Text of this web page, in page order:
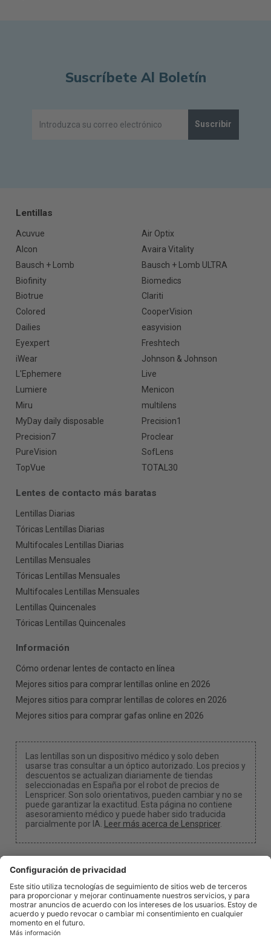
Suscríbete Al Boletín
Suscribir
Lentillas
Acuvue
Air Optix
Alcon
Avaira Vitality
Bausch + Lomb
Bausch + Lomb ULTRA
Biofinity
Biomedics
Biotrue
Clariti
Colored
CooperVision
Dailies
easyvision
Eyexpert
Freshtech
iWear
Johnson & Johnson
L'Ephemere
Live
Lumiere
Menicon
Miru
multilens
MyDay daily disposable
Precision1
Precision7
Proclear
PureVision
SofLens
TopVue
TOTAL30
Lentes de contacto más baratas
Lentillas Diarias
Tóricas Lentillas Diarias
Multifocales Lentillas Diarias
Lentillas Mensuales
Tóricas Lentillas Mensuales
Multifocales Lentillas Mensuales
Lentillas Quincenales
Tóricas Lentillas Quincenales
Información
Cómo ordenar lentes de contacto en línea
Mejores sitios para comprar lentillas online en 2026
Mejores sitios para comprar lentillas de colores en 2026
Mejores sitios para comprar gafas online en 2026
Las lentillas son un dispositivo médico y solo deben
usarse tras consultar a un óptico autorizado. Los precios y
descuentos se actualizan diariamente de tiendas
seleccionadas en España por el robot de precios de
Lenspricer. Son solo orientativos, pueden cambiar y no se
puede garantizar la exactitud. Esta página no contiene
asesoramiento médico y puede haber sido traducida
parcialmente por IA. Leer más acerca de Lenspricer.
Configuración de cookies
Podemos recibir una comisión si utilizas uno de
nuestros enlaces para realizar una compra.